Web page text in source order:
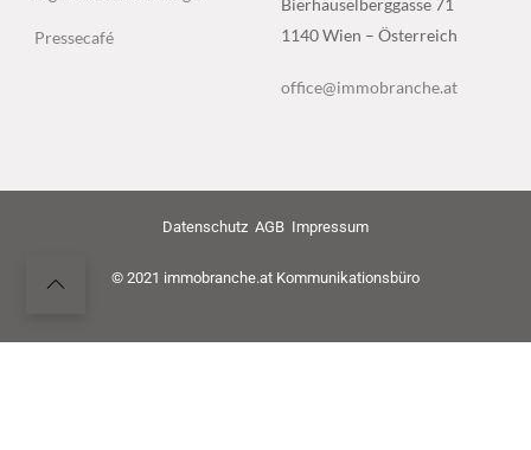
Pressecafé
Bierhäuselberggasse 71
1140 Wien – Österreich
office@immobranche.at
Datenschutz AGB Impressum
© 2021 immobranche.at Kommunikationsbüro